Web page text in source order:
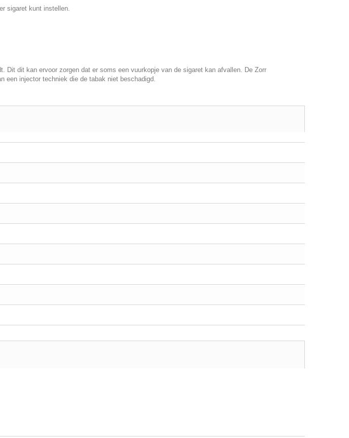
sigaret kunt instellen.
Dit dit kan ervoor zorgen dat er soms een vuurkopje van de sigaret kan afvallen. De Zorr
een injector techniek die de tabak niet beschadigd.